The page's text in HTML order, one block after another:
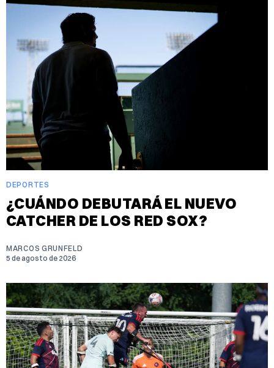
DEPORTES
¿CUÁNDO DEBUTARÁ EL NUEVO
CATCHER DE LOS RED SOX?
MARCOS GRUNFELD
5 de agosto de 2026